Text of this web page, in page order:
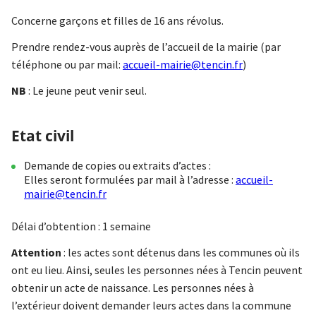
Concerne garçons et filles de 16 ans révolus.
Prendre rendez-vous auprès de l’accueil de la mairie (par
téléphone ou par mail: accueil-mairie@tencin.fr)
NB : Le jeune peut venir seul.
Etat civil
Demande de copies ou extraits d’actes :
Elles seront formulées par mail à l’adresse : accueil-
mairie@tencin.fr
Délai d’obtention : 1 semaine
Attention : les actes sont détenus dans les communes où ils
ont eu lieu. Ainsi, seules les personnes nées à Tencin peuvent
obtenir un acte de naissance. Les personnes nées à
l’extérieur doivent demander leurs actes dans la commune